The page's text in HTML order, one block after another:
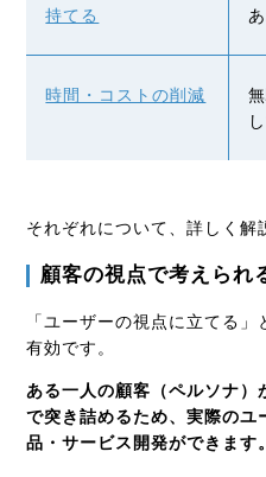
持てる
時間・コストの削減
それぞれについて、詳しく解
顧客の視点で考えられ
「ユーザーの視点に立てる
有効です。
ある一人の顧客（ペルソナ）
で突き詰めるため、実際のユ
品・サービス開発ができます。